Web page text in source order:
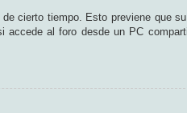
cierto tiempo. Esto previene que
accede al foro desde un PC